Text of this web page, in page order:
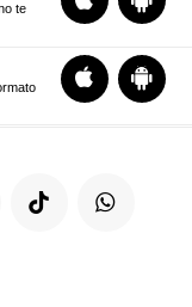
te